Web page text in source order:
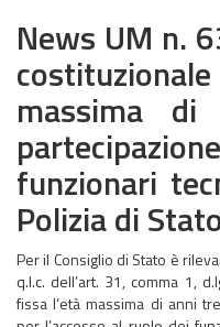
News UM n.
massima
funzionari
Polizia di
Per il Consiglio di Stato è
q.l.c. dell’art. 31, comma 1,
fissa l’età massima di anni